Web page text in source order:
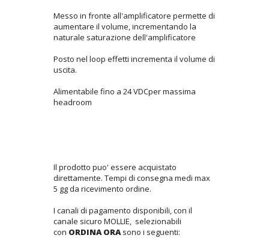
Messo in fronte all'amplificatore permette di
aumentare il volume, incrementando la
naturale saturazione dell'amplificatore
Posto nel loop effetti incrementa il volume di
uscita.
Alimentabile fino a 24 VDCper massima
headroom
Il prodotto puo' essere acquistato
direttamente. Tempi di consegna medi max
5 gg da ricevimento ordine.
I canali di pagamento disponibili, con il
canale sicuro MOLLIE, selezionabili
con ORDINA ORAsono i seguenti: